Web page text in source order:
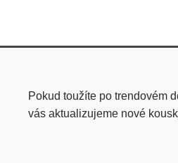
Pokud toužíte po trendovém
vás aktualizujeme nové